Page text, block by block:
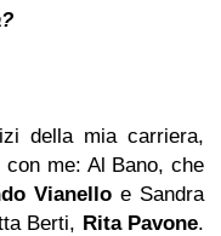
della mia carriera,
me: Al Bano, che
Vianello e Sandra
Berti, Rita Pavone.